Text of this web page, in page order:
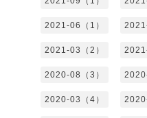
2021-06（1）
2021-03（2）
2020-08（3）
2020-03（4）